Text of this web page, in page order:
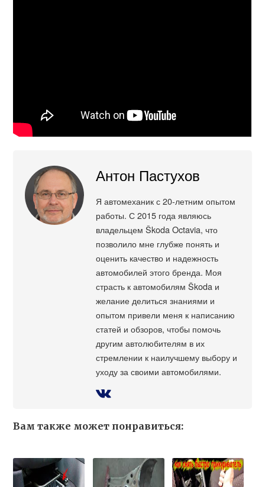
Антон Пастухов
Я автомеханик с 20-летним опытом
работы. С 2015 года являюсь
владельцем Škoda Octavia, что
позволило мне глубже понять и
оценить качество и надежность
автомобилей этого бренда. Моя
страсть к автомобилям Škoda и
желание делиться знаниями и
опытом привели меня к написанию
статей и обзоров, чтобы помочь
другим автолюбителям в их
стремлении к наилучшему выбору и
уходу за своими автомобилями.
Вам также может понравиться: